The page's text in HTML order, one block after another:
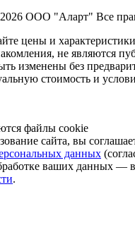
ООО "Аларт" Все
цены и
не являются
изменены без
стоимость и
файлы cookie
сайта, вы
данных
ваших данных — в
.